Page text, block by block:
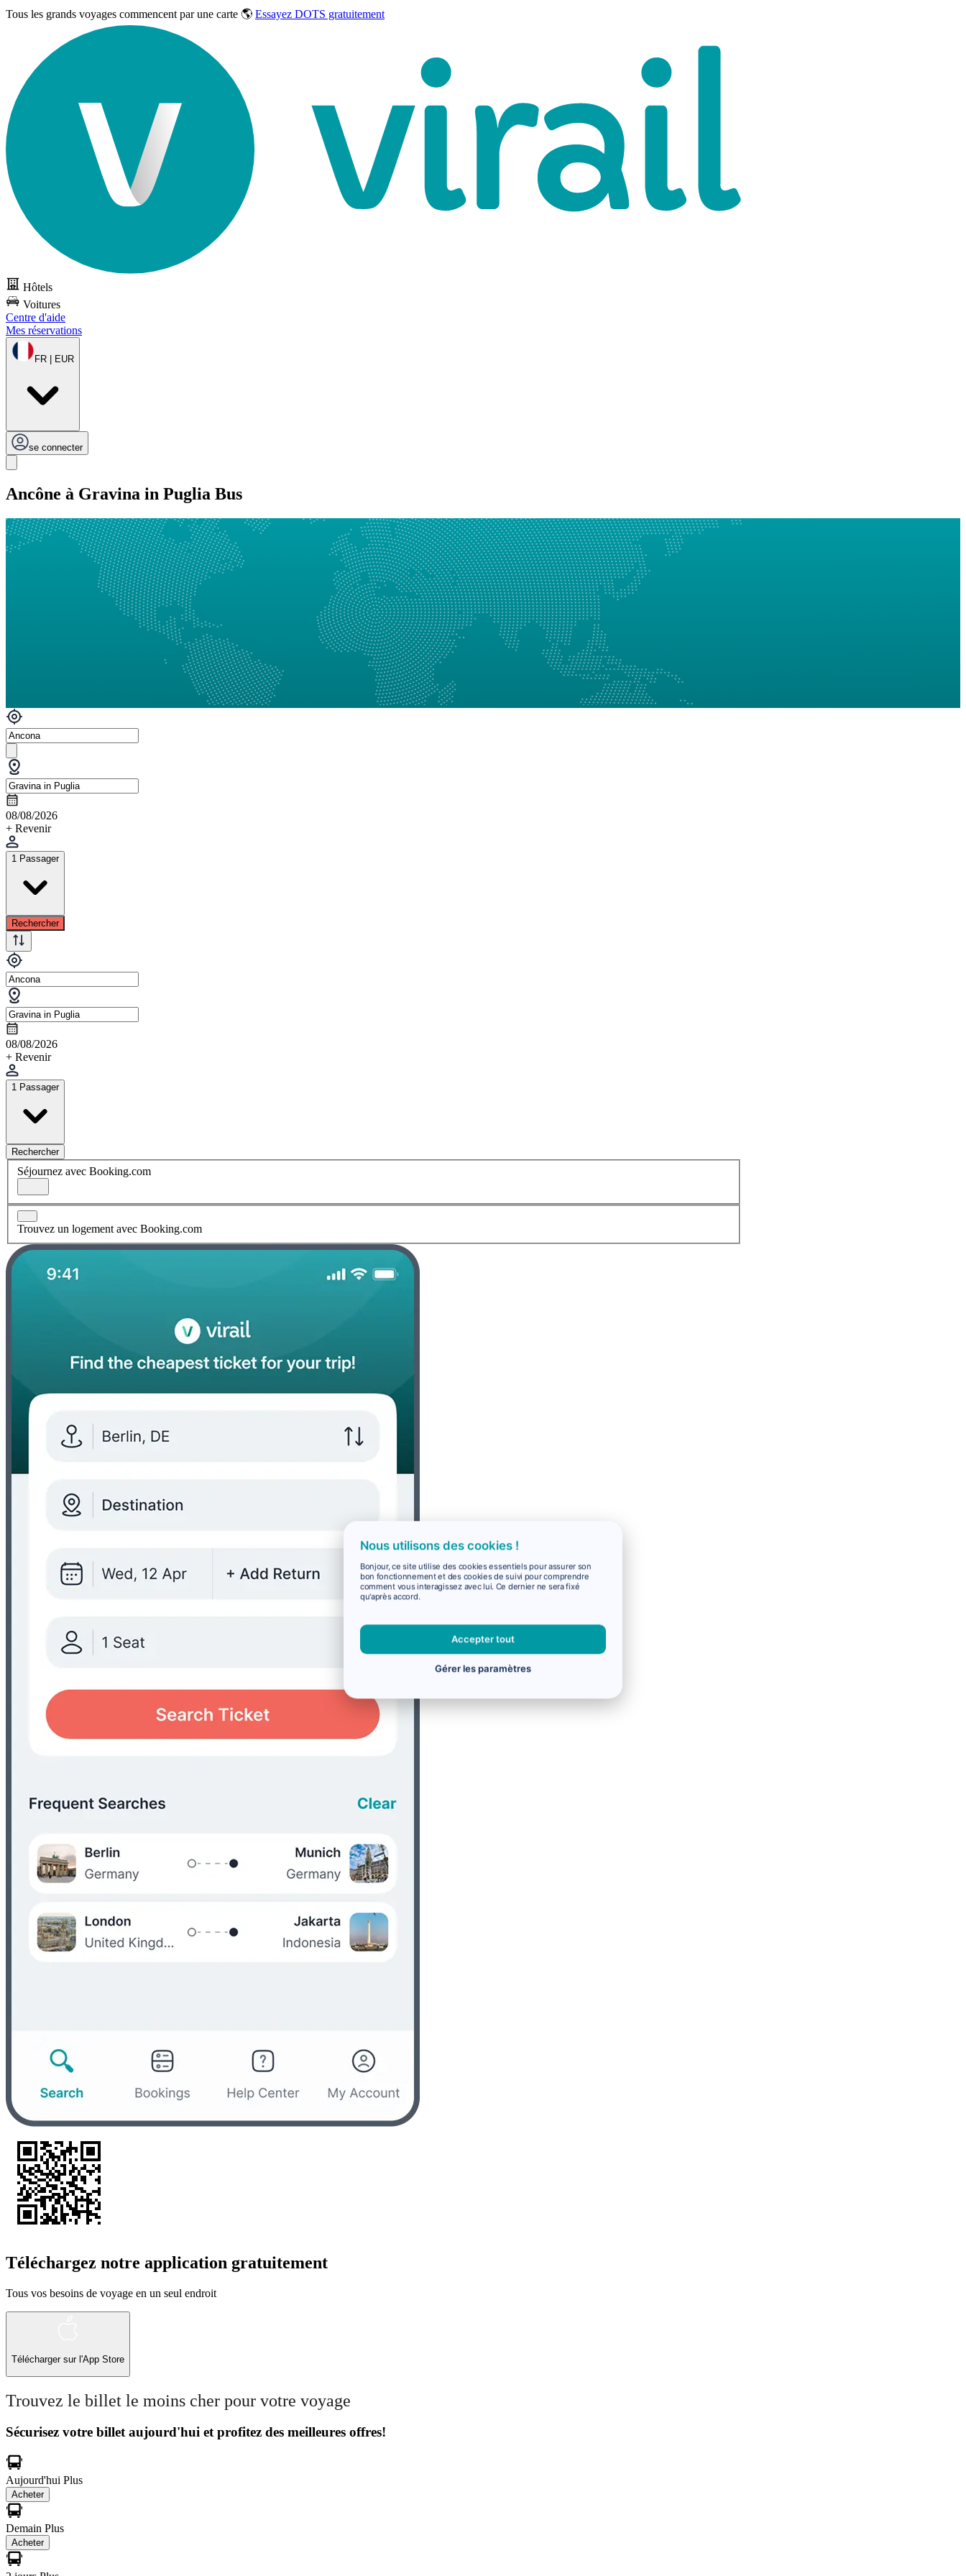
Tous les grands voyages commencent par une carte 🌎 Essayez DOTS gratuitement
Hôtels
Voitures
Centre d'aide
Mes réservations
FR | EUR
se connecter
Ancône à Gravina in Puglia Bus
08/08/2026
+ Revenir
1 Passager
Rechercher
08/08/2026
+ Revenir
1 Passager
Rechercher
Séjournez avec Booking.com
Trouvez un logement avec Booking.com
Téléchargez notre application gratuitement
Tous vos besoins de voyage en un seul endroit
Télécharger sur l'App Store
Trouvez le billet le moins cher pour votre voyage
Sécurisez votre billet aujourd'hui et profitez des meilleures offres!
Aujourd'hui Plus
Acheter
Demain Plus
Acheter
Nous utilisons des cookies !
Bonjour, ce site utilise des cookies essentiels pour assurer son
bon fonctionnement et des cookies de suivi pour comprendre
comment vous interagissez avec lui. Ce dernier ne sera fixé
qu'après accord.
Accepter tout
Gérer les paramètres